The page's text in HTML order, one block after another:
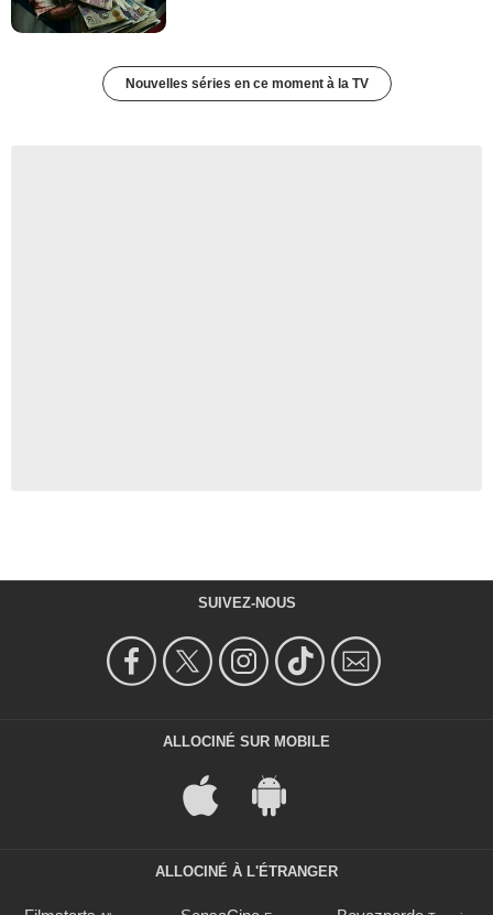
Nouvelles séries en ce moment à la TV
SUIVEZ-NOUS
ALLOCINÉ SUR MOBILE
ALLOCINÉ À L'ÉTRANGER